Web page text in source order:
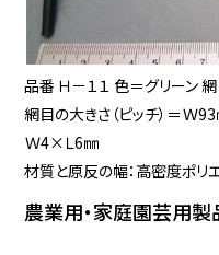
品番 Ｈ－１１ 色＝グリーン
網目の大きさ（ピッチ）＝
Ｗ4×Ｌ6㎜
材質と原反の幅：高密度ポ
農業用・家庭園芸用製